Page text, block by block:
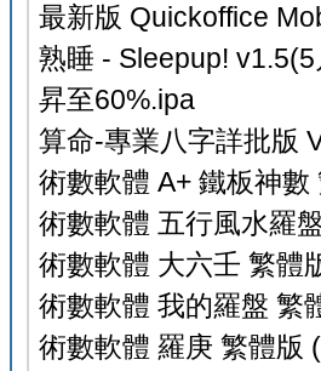
最新版 Quickoffice
熟睡 - Sleepup!
昇至60%.ipa
算命-專業八字詳批版
術數軟體 A+ 鐵板神
術數軟體 五行風水羅
術數軟體 大六壬 繁體
術數軟體 我的羅盤 繁
術數軟體 羅庚 繁體版